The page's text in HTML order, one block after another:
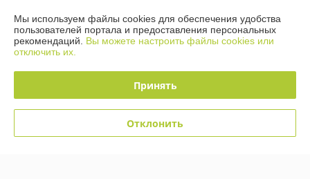
Политика обработки cookies
Сайт создан на платформе Deal.by
Мы используем файлы cookies для обеспечения удобства
пользователей портала и предоставления персональных
рекомендаций. Вы можете настроить файлы cookies или
отключить их.
Принять
Отклонить